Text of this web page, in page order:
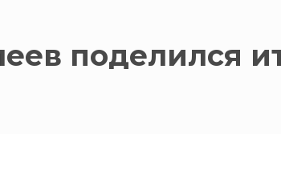
поделился